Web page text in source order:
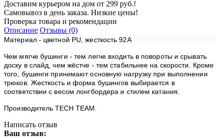
Доставим курьером на дом от 299 руб.!
Самовывоз в день заказа. Низкие цены!
Проверка товара и рекомендации
Описание Отзывы (0)
Материал - цветной PU, жесткость 92А
Чем мягче бушинги - тем легче входить в повороты и срывать
доску в слайд, чем жёстче - тем стабильнее на скорости. Кроме
того, бушинги принимают основную нагрузку при выполнении
трюков. Жесткость и форма бушингов выбирается в
соответствии с весом лонгбордера и стилем катания.
Производитель TECH TEAM.
Написать отзыв
Ваш отзыв: